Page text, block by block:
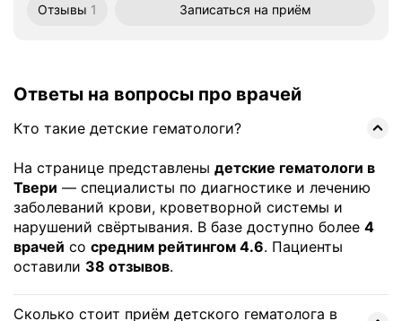
Отзывы 1 Записаться на приём
Ответы на вопросы про врачей
Кто такие детские гематологи?
На странице представлены детские гематологи в
Твери — специалисты по диагностике и лечению
заболеваний крови, кроветворной системы и
нарушений свёртывания. В базе доступно более 4
врачей со средним рейтингом 4.6. Пациенты
оставили 38 отзывов.
Сколько стоит приём детского гематолога в